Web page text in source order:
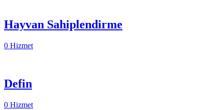
Hayvan Sahiplendirme
0 Hizmet
Defin
0 Hizmet